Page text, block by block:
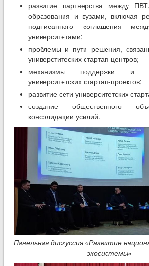
развитие партнерства между
образования и вузами, включая
подписанного соглашения
университетами;
проблемы и пути решения,
универститеских стартап-центров;
механизмы поддержки и
университетских стартап-проектов;
развитие сети университетских
создание общественного
консолидации усилий.
Панельная дискуссия «Развитие
экосистемы»